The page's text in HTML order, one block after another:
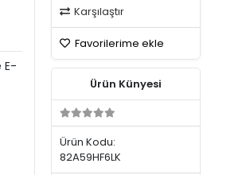
E-
Karşılaştır
Favorilerime ekle
Ürün Künyesi
Ürün Kodu:
82A59HF6LK